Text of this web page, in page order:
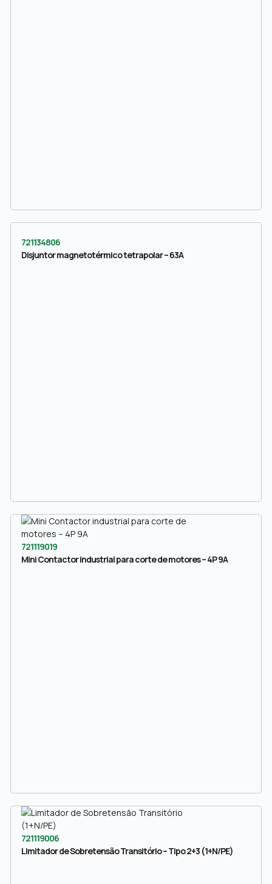
721134806
Disjuntor magnetotérmico tetrapolar – 63A
721119019
Mini Contactor industrial para corte de motores – 4P 9A
721119006
Limitador de Sobretensão Transitório – Tipo 2+3 (1+N/PE)